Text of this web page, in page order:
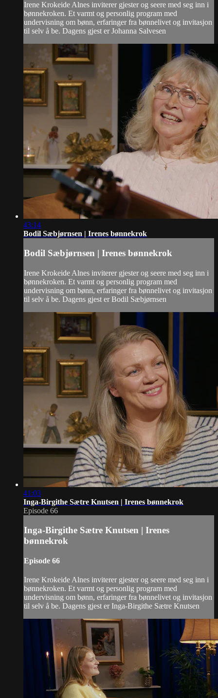
Irene Krokeide Alnes inviterer gjester og seere med seg inn i
bønnekroken. Et varmt og personlig program med
undervisning om bønn, erfaringer fra bønnelivet og invitasjon
til selv å be. Dagens gjest er Johanna Salvesen
43:14
Bodil Sæbjørnsen | Irenes bønnekrok
Bodil Sæbjørnsen | Irenes bønnekrok
Irene Krokeide Alnes inviterer gjester og seere med seg inn i
bønnekroken. Et varmt og personlig program med
undervisning om bønn, erfaringer fra bønnelivet og invitasjon
til selv å be. Dagens gjest er Bodil Sæbjørnsen
41:03
Inga-Birgithe Sætre Knutsen | Irenes bønnekrok
Episode 66
Inga-Birgithe Sætre Knutsen | Irenes
bønnekrok
Episode 66
Irene Krokeide Alnes inviterer gjester og seere med seg inn i
bønnekroken. Et varmt og personlig program med
undervisning om bønn, erfaringer fra bønnelivet og invitasjon
til selv å be. Dagens gjest er Inga-Birgithe Sætre Knutsen